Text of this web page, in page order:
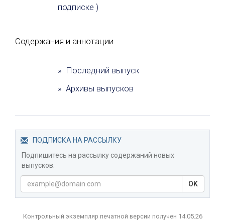
подписке )
Содержания и аннотации
» Последний выпуск
» Архивы выпусков
ПОДПИСКА НА РАССЫЛКУ
Подпишитесь на рассылку содержаний новых
выпусков.
OK
Контрольный экземпляр печатной версии получен 14.05.26